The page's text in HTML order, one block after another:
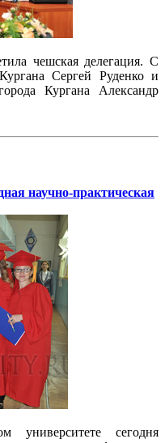
чешская делегация. С
Сергей Руденко и
Кургана Александр
научно-практическая
университете сегодня